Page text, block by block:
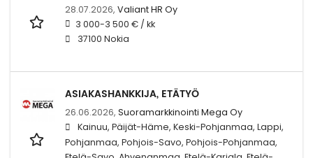
28.07.2026, Valiant HR Oy
3 000-3 500 € / kk
37100 Nokia
ASIAKASHANKKIJA, ETÄTYÖ
26.06.2026, Suoramarkkinointi Mega Oy
Kainuu, Päijät-Häme, Keski-Pohjanmaa, Lappi,
Pohjanmaa, Pohjois-Savo, Pohjois-Pohjanmaa,